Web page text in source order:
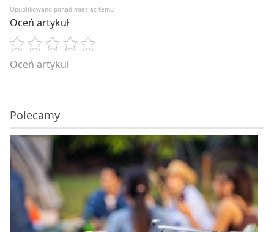
Opublikowano ponad miesiąc temu
Oceń artykuł
Oceń artykuł
Polecamy